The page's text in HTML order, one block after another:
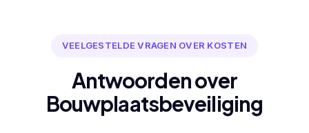
VEELGESTELDE VRAGEN OVER KOSTEN
Antwoorden over
Bouwplaatsbeveiliging